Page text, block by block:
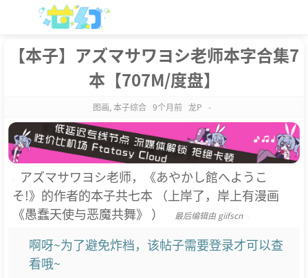
【本子】アズマサワヨシ老师本字合集7
本【707M/度盘】
图画,本子综合 9个月前 龙P -
アズマサワヨシ老师，《あやかし館へようこ
そ!》的作者的本子共七本 （上岸了，岸上有漫画
《愚蠢天使与恶魔共舞》 ）
最后编辑由 giifscn
啊呀~为了避免炸档，该帖子需要登录才可以查
看哦~